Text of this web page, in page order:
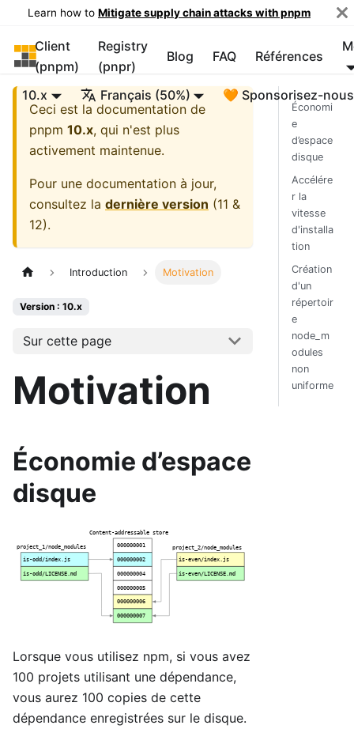
Learn how to Mitigate supply chain attacks with pnpm
pnpm
Client
(pnpm)
Registry
(pnpr)
Blog FAQ Références
10.x Français (50%)
🧡 Sponsorisez-nous
Ceci est la documentation de
pnpm 10.x, qui n'est plus
activement maintenue.
Pour une documentation à jour,
consultez la dernière version (11 &
12).
Introduction Motivation
Version : 10.x
Sur cette page
Motivation
Économie d’espace
disque
Lorsque vous utilisez npm, si vous avez
100 projets utilisant une dépendance,
vous aurez 100 copies de cette
dépendance enregistrées sur le disque.
Économi
e
d’espace
disque
Accélére
r la
vitesse
d'installa
tion
Création
d'un
répertoir
e
node_m
odules
non
uniforme